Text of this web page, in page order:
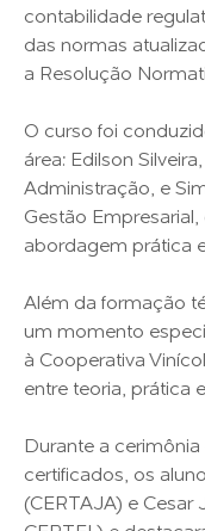
contabilidade
das normas
a Resolução
O curso foi
área: Edilson
Administração, e
Gestão
abordagem prática
Além da formação
um momento
à Cooperativa
entre teoria, prática
Durante a
certificados, os
(CERTAJA) e Cesar